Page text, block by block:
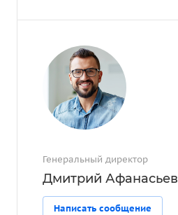
Генеральный директор
Дмитрий Афанасьев
Написать сообщение